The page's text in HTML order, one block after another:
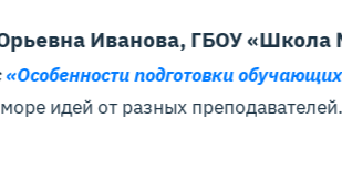
«Школа № 1353»
обучающихся к олимпиадам по
Отдельное спасибо за